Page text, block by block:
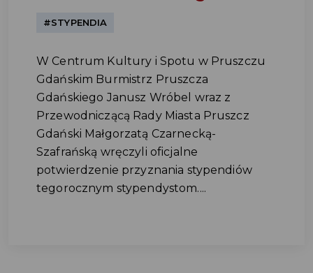
#STYPENDIA
W Centrum Kultury i Spotu w Pruszczu
Gdańskim Burmistrz Pruszcza
Gdańskiego Janusz Wróbel wraz z
Przewodniczącą Rady Miasta Pruszcz
Gdański Małgorzatą Czarnecką-
Szafrańską wręczyli oficjalne
potwierdzenie przyznania stypendiów
tegorocznym stypendystom....